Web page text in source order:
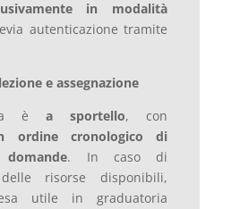
in modalità
autenticazione tramite
e assegnazione
èa sportello, con
ordine cronologico di
. In caso di
risorse disponibili,
utile in graduatoria